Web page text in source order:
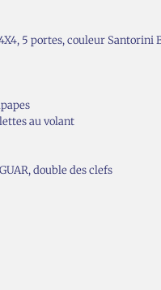
5 portes, couleur
au volant
double des clefs